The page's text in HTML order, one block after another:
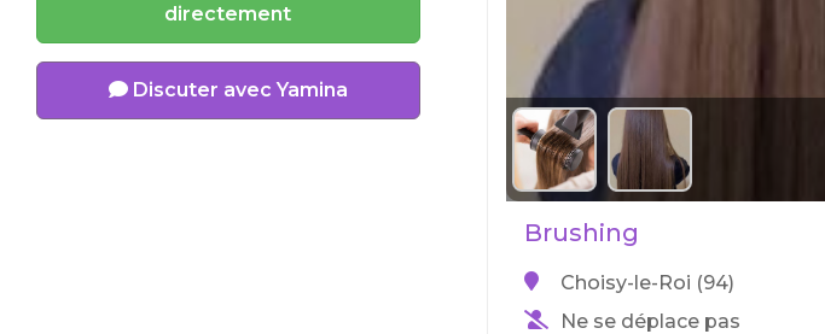
Brushing
Choisy-le-Roi (94)
Ne se déplace pas
directement
Discuter avec Yamina